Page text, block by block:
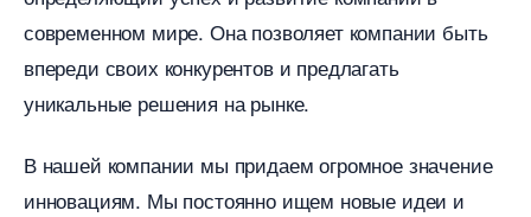
современном мире. Она позволяет компании быть
переди своих конкурентов и предлагать
уникальные решения на рынке.
нашей компании мы придаем огромное значение
инновациям. Мы постоянно ищем новые идеи и